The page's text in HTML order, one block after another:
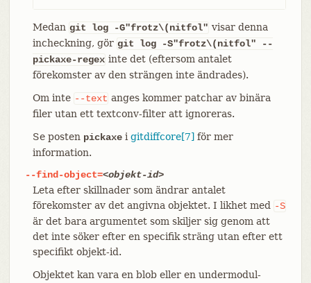
Medan git log -G"frotz\(nitfol" visar denna
incheckning, gör git log -S"frotz\(nitfol" --
pickaxe-regex inte det (eftersom antalet
förekomster av den strängen inte ändrades).
Om inte --text anges kommer patchar av binära
filer utan ett textconv-filter att ignoreras.
Se posten pickaxei gitdiffcore[7] för mer
information.
--find-object=<objekt-id>
Leta efter skillnader som ändrar antalet
förekomster av det angivna objektet. I likhet med
-S
är det bara argumentet som skiljer sig genom att
det inte söker efter en specifik sträng utan efter ett
specifikt objekt-id.
Objektet kan vara en blob eller en undermodul-